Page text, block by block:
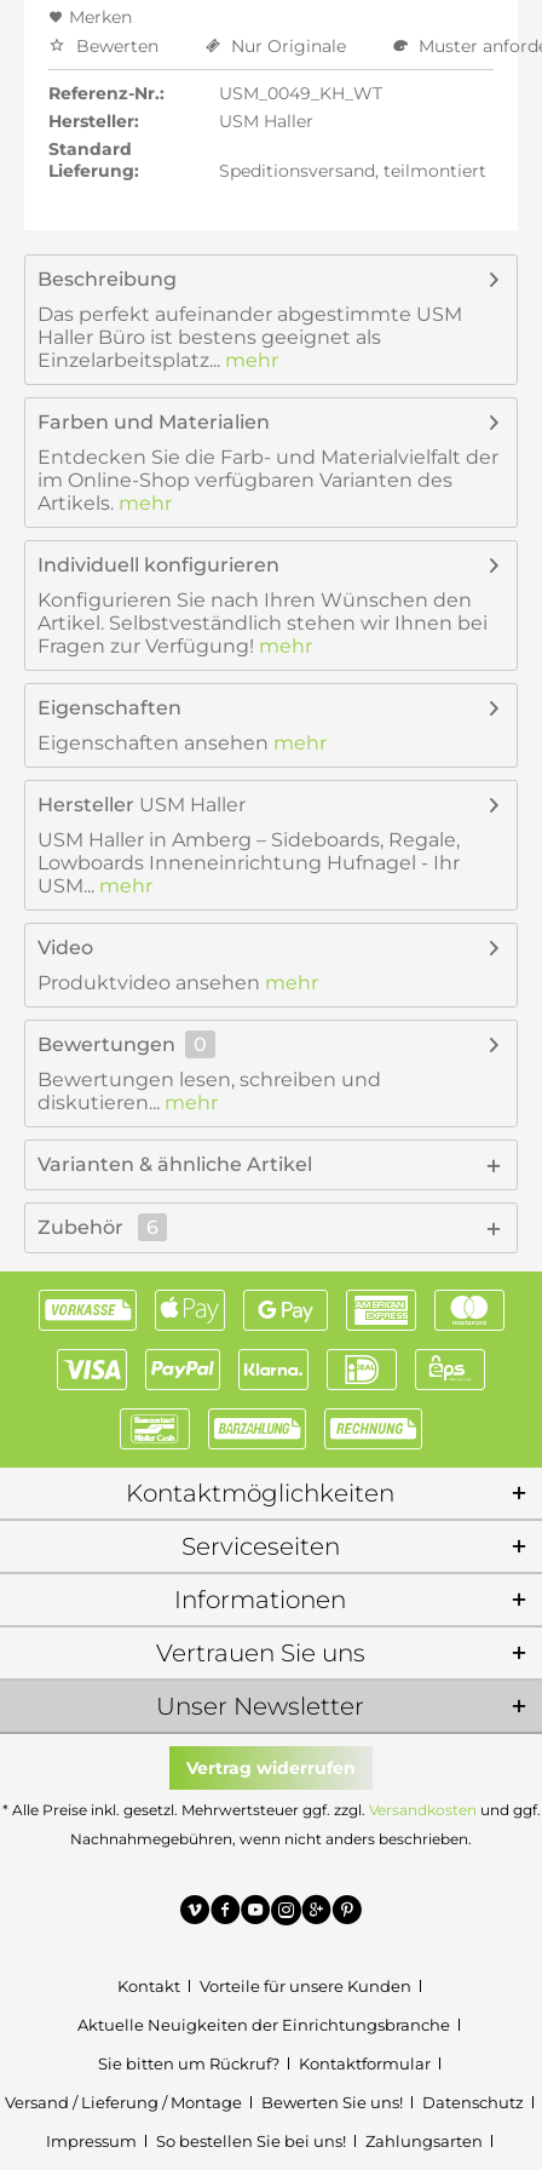
Merken
Bewerten
Nur Originale Muster
Referenz-Nr.:
USM_0049_KH_WT
Hersteller:
USM Haller
Standard
Lieferung:
Speditionsversand, teilmontiert
Beschreibung
Das perfekt aufeinander abgestimmte USM
Haller Büro ist bestens geeignet als
Einzelarbeitsplatz... mehr
Farben und Materialien
Entdecken Sie die Farb- und Materialvielfalt der
im Online-Shop verfügbaren Varianten des
Artikels. mehr
Individuell konfigurieren
Konfigurieren Sie nach Ihren Wünschen den
Artikel. Selbstveständlich stehen wir Ihnen bei
Fragen zur Verfügung! mehr
Eigenschaften
Eigenschaften ansehen mehr
Hersteller USM Haller
USM Haller in Amberg – Sideboards, Regale,
Lowboards Inneneinrichtung Hufnagel - Ihr
USM... mehr
Video
Produktvideo ansehen mehr
Bewertungen
0
Bewertungen lesen, schreiben und
diskutieren... mehr
Varianten & ähnliche Artikel
Zubehör 6
Kontaktmöglichkeiten
Serviceseiten
Informationen
Unser Newsletter
Vertrauen Sie uns
Vertrag widerrufen
* Alle Preise inkl. gesetzl. Mehrwertsteuer ggf. zzgl. Versandkosten und ggf.
Nachnahmegebühren, wenn nicht anders beschrieben.
Kontakt
Vorteile für unsere Kunden
Aktuelle Neuigkeiten der Einrichtungsbranche
Sie bitten um Rückruf?
Kontaktformular
Versand / Lieferung / Montage
Bewerten Sie uns!
Datenschutz
Impressum
So bestellen Sie bei uns!
Zahlungsarten